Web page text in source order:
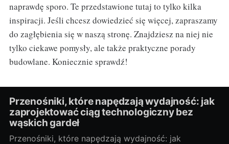
naprawdę sporo. Te przedstawione tutaj to tylko kilka
inspiracji. Jeśli chcesz dowiedzieć się więcej, zapraszamy
do zagłębienia się w naszą stronę. Znajdziesz na niej nie
tylko ciekawe pomysły, ale także praktyczne porady
budowlane. Koniecznie sprawdź!
Przenośniki, które napędzają wydajność: jak
zaprojektować ciąg technologiczny bez
wąskich gardeł
Przenośniki, które napędzają wydajność: jak